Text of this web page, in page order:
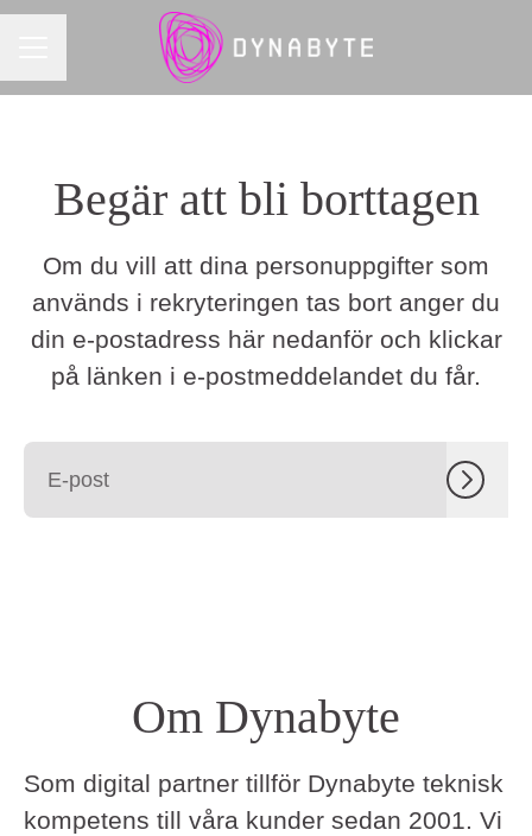
Begär att bli borttagen
Om du vill att dina personuppgifter som
används i rekryteringen tas bort anger du
din e-postadress här nedanför och klickar
på länken i e-postmeddelandet du får.
Om Dynabyte
Som digital partner tillför Dynabyte teknisk
kompetens till våra kunder sedan 2001. Vi